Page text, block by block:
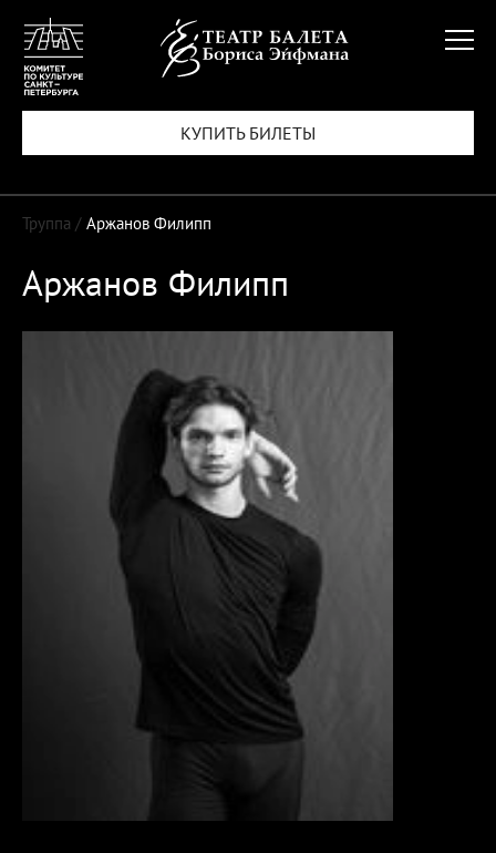
КУПИТЬ БИЛЕТЫ
Труппа / Аржанов Филипп
Аржанов Филипп